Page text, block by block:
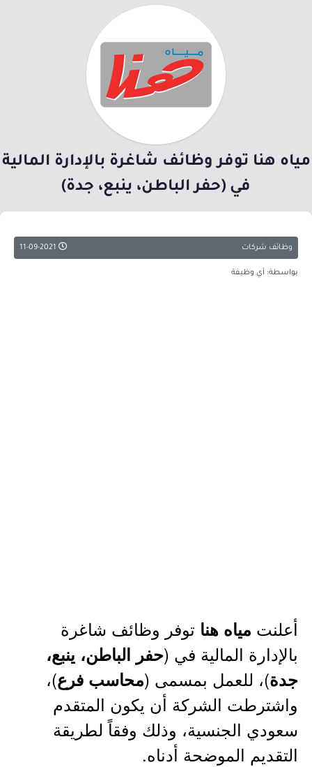
مياه هنا توفر وظائف شاغرة بالإدارة المالية
في (حفر الباطن، ينبع، جدة)
وظائف شركات
بواسطة: أي وظيفة
أعلنت مياه هنا توفر وظائف شاغرة
بالإدارة المالية في (حفر الباطن، ينبع،
جدة)، للعمل بمسمى (محاسب فرع)،
واشترطت الشركة أن يكون المتقدم
سعودي الجنسية، وذلك وفقاً لطريقة
التقديم الموضحة أدناه.